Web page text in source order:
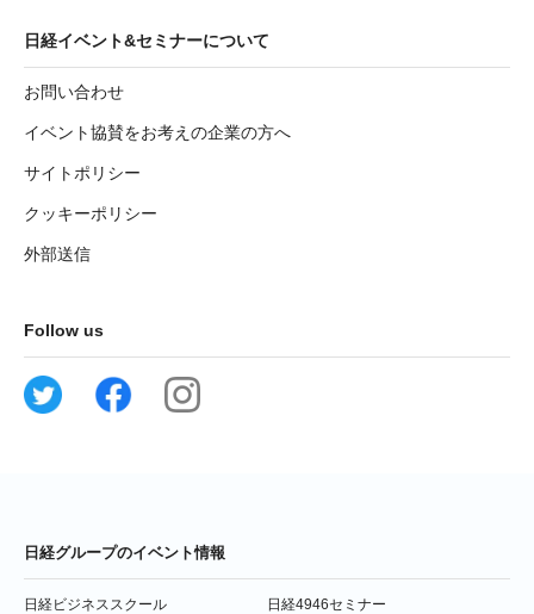
日経イベント&セミナーについて
お問い合わせ
イベント協賛をお考えの企業の方へ
サイトポリシー
クッキーポリシー
外部送信
Follow us
日経グループのイベント情報
日経ビジネススクール
日経4946セミナー